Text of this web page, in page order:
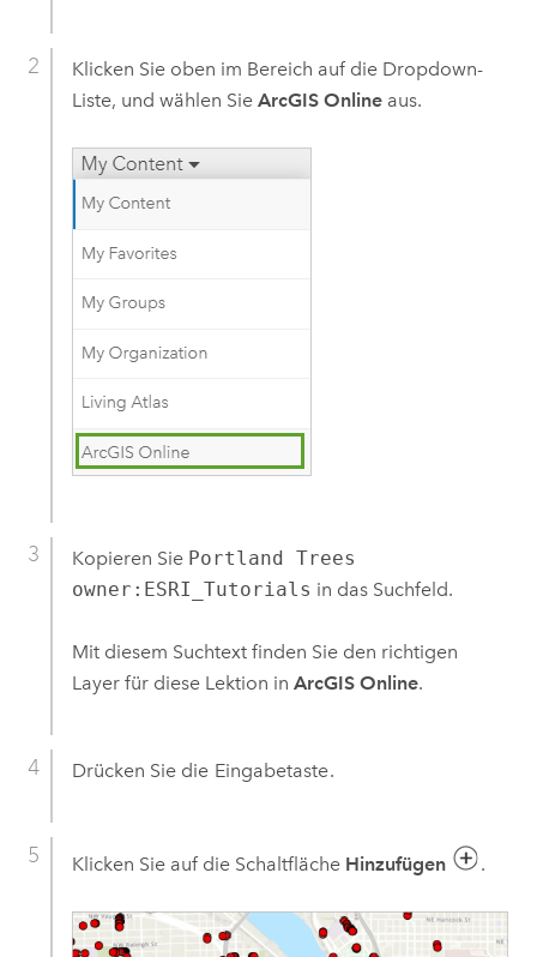
Klicken Sie oben im Bereich auf die Dropdown-
Liste, und wählen Sie ArcGIS Onlineaus.
Kopieren Sie Portland Trees
owner:ESRI_Tutorials in das Suchfeld.
Mit diesem Suchtext finden Sie den richtigen
Layer für diese Lektion in ArcGIS Online.
Drücken Sie die Eingabetaste.
Klicken Sie auf die Schaltfläche Hinzufügen .